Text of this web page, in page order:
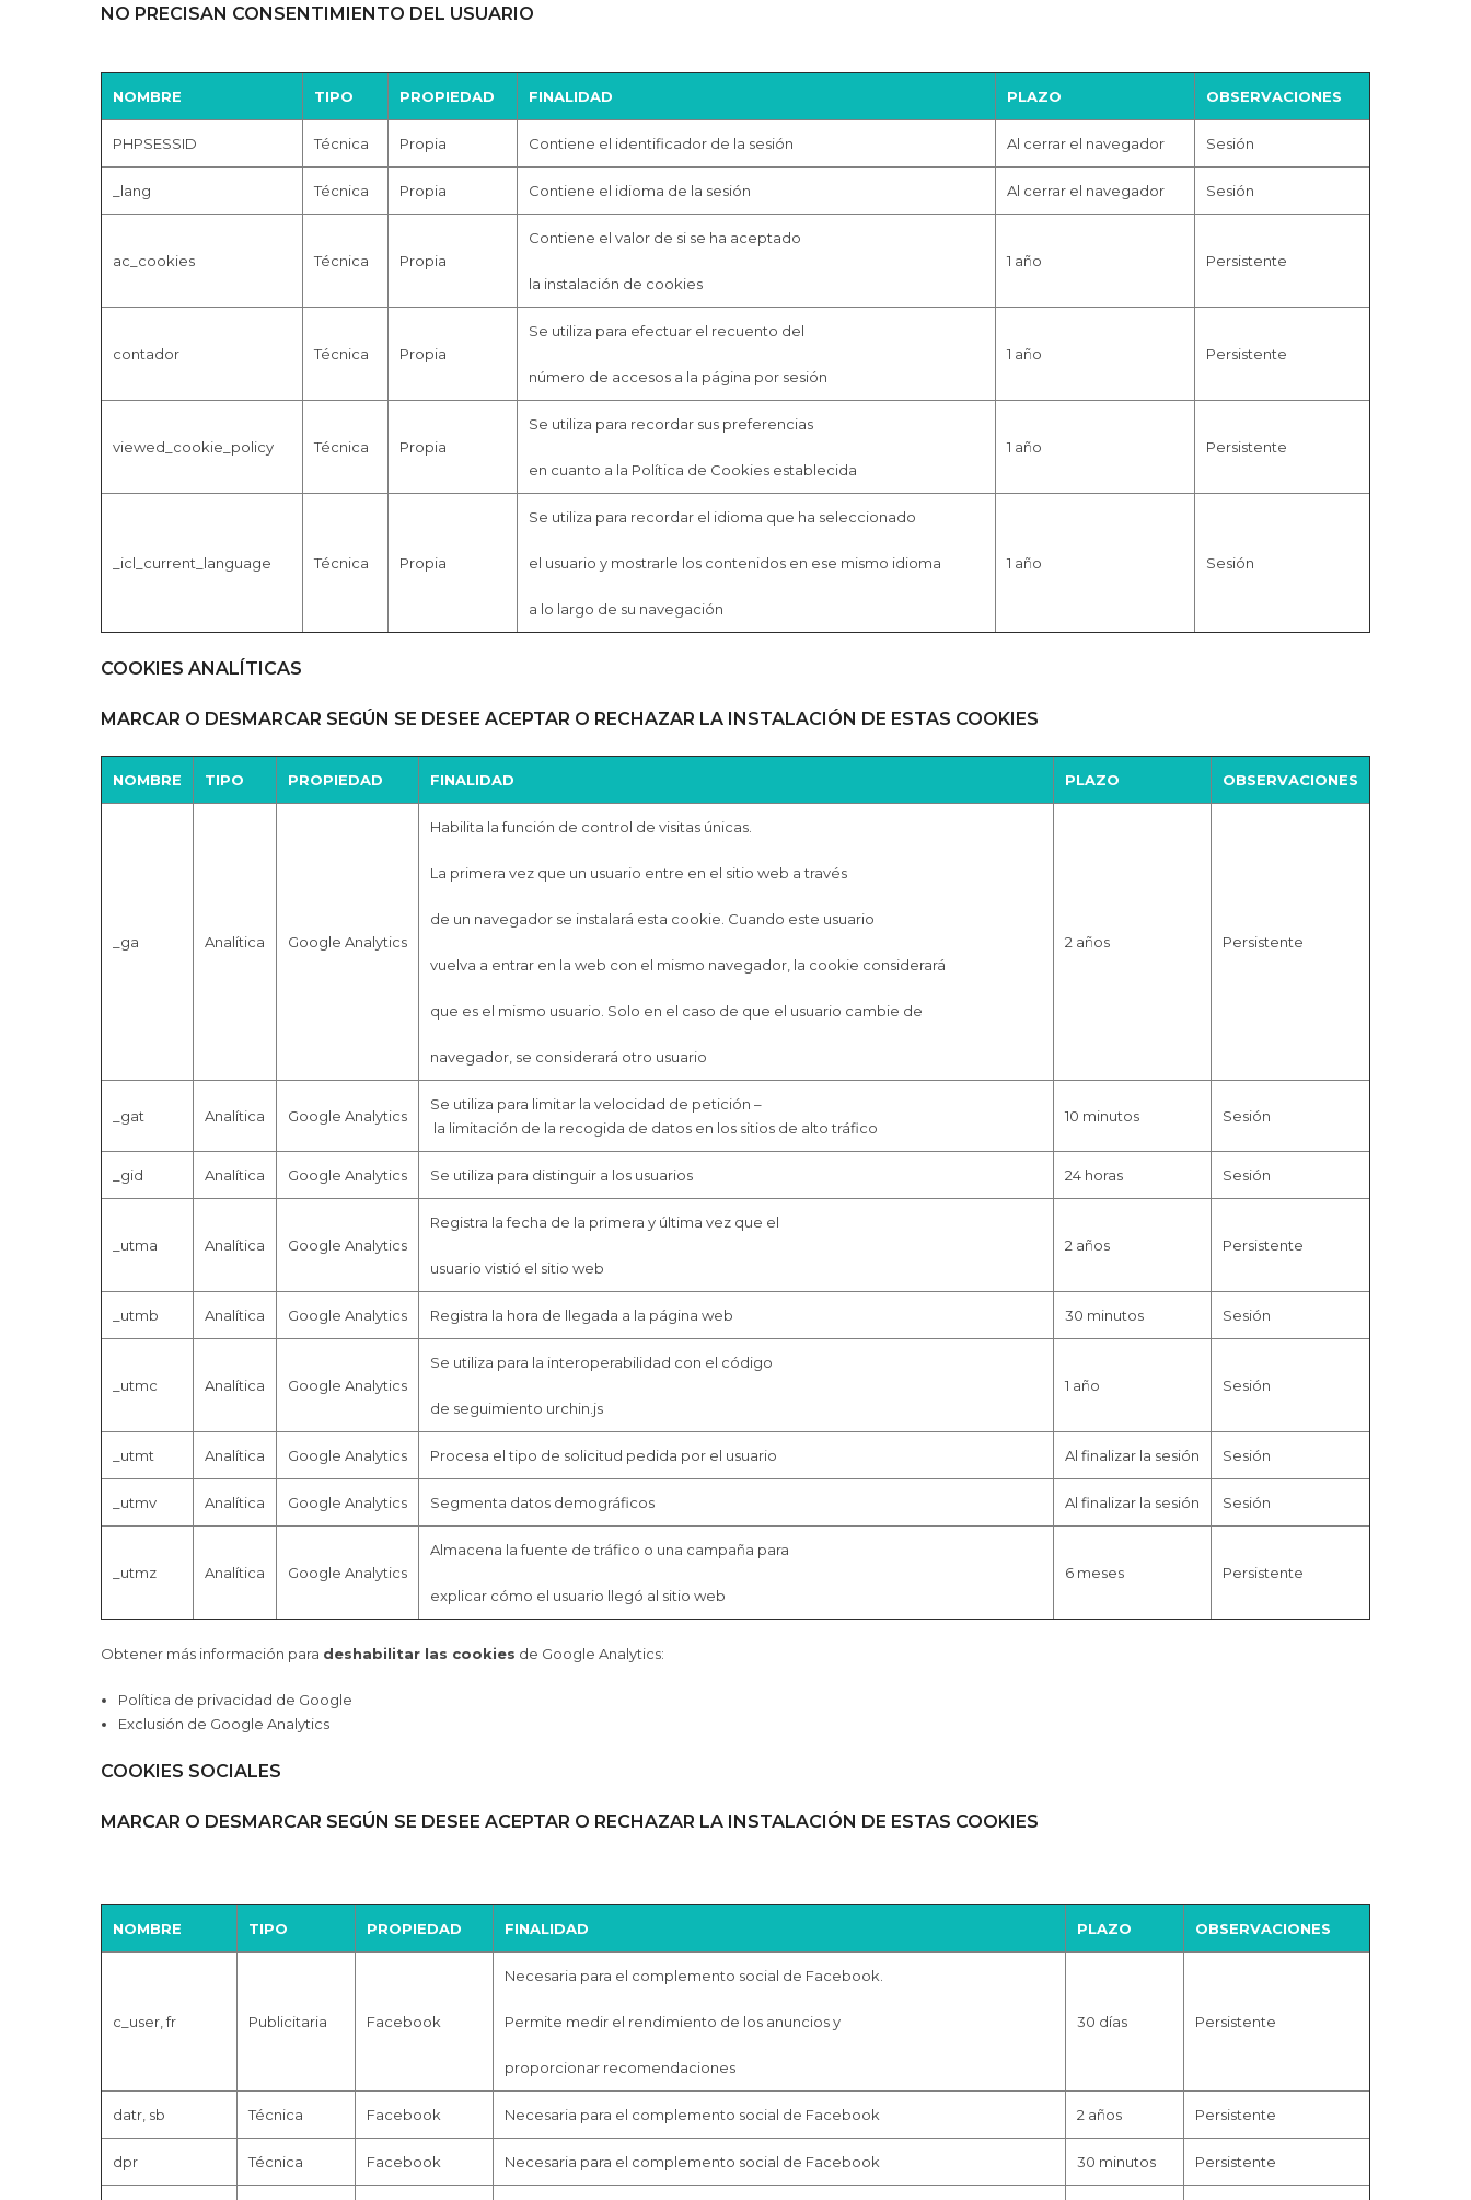
NO PRECISAN CONSENTIMIENTO DEL USUARIO
NOMBRE TIPO PROPIEDAD FINALIDAD PLAZO OBSERVACIONES
PHPSESSID Técnica Propia Contiene el identificador de la sesión Al cerrar el navegador Sesión
_lang Técnica Propia Contiene el idioma de la sesión Al cerrar el navegador Sesión
ac_cookies Técnica Propia
Contiene el valor de si se ha aceptado
la instalación de cookies
1 año Persistente
contador Técnica Propia
Se utiliza para efectuar el recuento del
número de accesos a la página por sesión
1 año Persistente
viewed_cookie_policy Técnica Propia
Se utiliza para recordar sus preferencias
en cuanto a la Política de Cookies establecida
1 año Persistente
_icl_current_language Técnica Propia
Se utiliza para recordar el idioma que ha seleccionado
el usuario y mostrarle los contenidos en ese mismo idioma
a lo largo de su navegación
1 año Sesión
COOKIES ANALÍTICAS
MARCAR O DESMARCAR SEGÚN SE DESEE ACEPTAR O RECHAZAR LA INSTALACIÓN DE ESTAS COOKIES
NOMBRE TIPO PROPIEDAD FINALIDAD PLAZO OBSERVACIONES
_ga Analítica Google Analytics
Habilita la función de control de visitas únicas.
La primera vez que un usuario entre en el sitio web a través
de un navegador se instalará esta cookie. Cuando este usuario
vuelva a entrar en la web con el mismo navegador, la cookie considerará
que es el mismo usuario. Solo en el caso de que el usuario cambie de
navegador, se considerará otro usuario
2 años Persistente
_gat Analítica Google Analytics
Se utiliza para limitar la velocidad de petición –
la limitación de la recogida de datos en los sitios de alto tráfico
10 minutos Sesión
_gid Analítica Google Analytics Se utiliza para distinguir a los usuarios 24 horas Sesión
_utma Analítica Google Analytics
Registra la fecha de la primera y última vez que el
usuario vistió el sitio web
2 años Persistente
_utmb Analítica Google Analytics Registra la hora de llegada a la página web 30 minutos Sesión
_utmc Analítica Google Analytics
Se utiliza para la interoperabilidad con el código
de seguimiento urchin.js
1 año Sesión
_utmt Analítica Google Analytics Procesa el tipo de solicitud pedida por el usuario Al finalizar la sesión Sesión
_utmv Analítica Google Analytics Segmenta datos demográficos Al finalizar la sesión Sesión
_utmz Analítica Google Analytics
Almacena la fuente de tráfico o una campaña para
explicar cómo el usuario llegó al sitio web
6 meses Persistente
Obtener más información para deshabilitar las cookies de Google Analytics:
Política de privacidad de Google
Exclusión de Google Analytics
COOKIES SOCIALES
MARCAR O DESMARCAR SEGÚN SE DESEE ACEPTAR O RECHAZAR LA INSTALACIÓN DE ESTAS COOKIES
NOMBRE TIPO PROPIEDAD FINALIDAD PLAZO OBSERVACIONES
c_user, fr Publicitaria Facebook
Necesaria para el complemento social de Facebook.
Permite medir el rendimiento de los anuncios y
proporcionar recomendaciones
30 días Persistente
datr, sb Técnica Facebook Necesaria para el complemento social de Facebook 2 años Persistente
dpr Técnica Facebook Necesaria para el complemento social de Facebook 30 minutos Persistente